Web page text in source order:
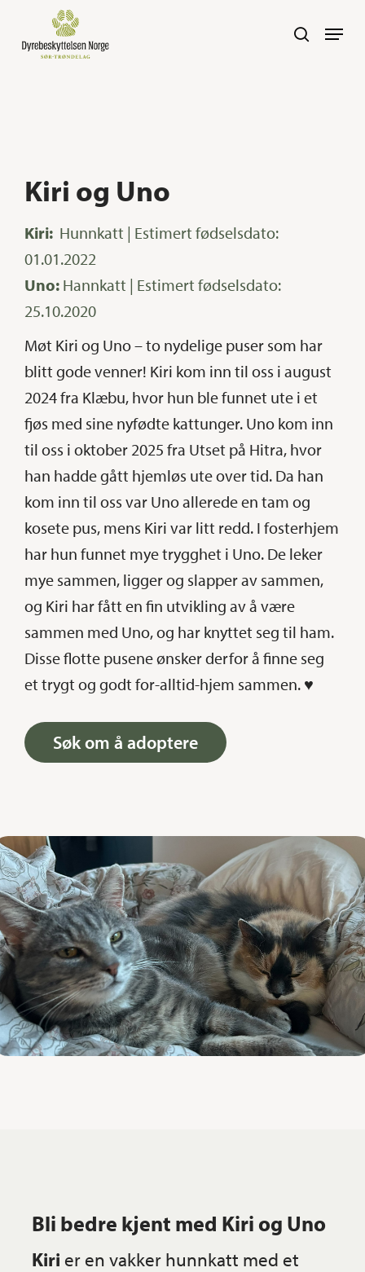
search
Kiri og Uno
Kiri: Hunnkatt | Estimert fødselsdato:
01.01.2022
Uno: Hannkatt | Estimert fødselsdato:
25.10.2020
Møt Kiri og Uno – to nydelige puser som har
blitt gode venner! Kiri kom inn til oss i august
2024 fra Klæbu, hvor hun ble funnet ute i et
fjøs med sine nyfødte kattunger. Uno kom inn
til oss i oktober 2025 fra Utset på Hitra, hvor
han hadde gått hjemløs ute over tid. Da han
kom inn til oss var Uno allerede en tam og
kosete pus, mens Kiri var litt redd. I fosterhjem
har hun funnet mye trygghet i Uno. De leker
mye sammen, ligger og slapper av sammen,
og Kiri har fått en fin utvikling av å være
sammen med Uno, og har knyttet seg til ham.
Disse flotte pusene ønsker derfor å finne seg
et trygt og godt for-alltid-hjem sammen. ♥
Søk om å adoptere
Bli bedre kjent med Kiri og Uno
Kiri er en vakker hunnkatt med et